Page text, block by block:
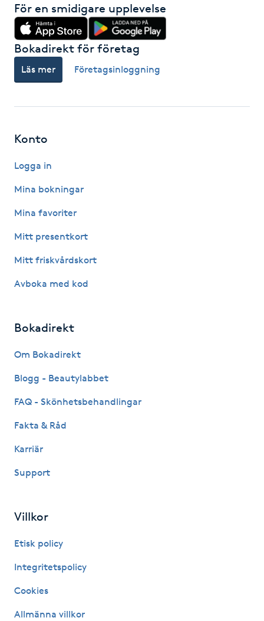
Gravidmassage
Gravidyoga
Gruppträning
H
Hatha Yoga
Healing
Herrklippning
Hollywood Peel
Hot yoga
Hudföryngring
Hyperhidros
Hypnos
För en smidigare upplevelse
Bokadirekt för företag
Läs mer Företagsinloggning
Konto
Logga in
Mina bokningar
Mina favoriter
Mitt presentkort
Mitt friskvårdskort
Avboka med kod
Bokadirekt
Om Bokadirekt
Blogg - Beautylabbet
FAQ - Skönhetsbehandlingar
Fakta & Råd
Karriär
Support
Villkor
Etisk policy
Integritetspolicy
Cookies
Allmänna villkor